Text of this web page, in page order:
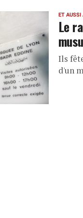
ET AUSSI
Le
Ils
d'un